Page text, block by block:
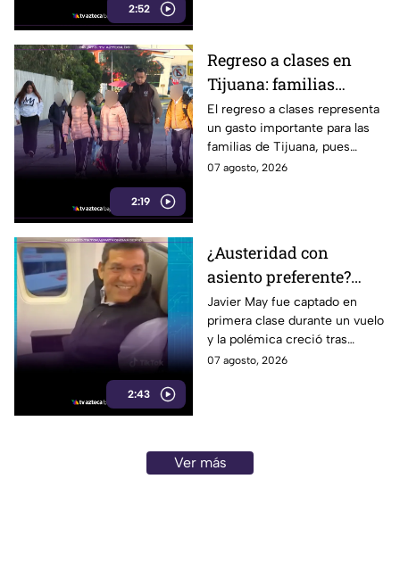
2:52
2:19
Regreso a clases en
Tijuana: familias
podrían gastar hasta 5
mil pesos en uniformes
y calzado
El regreso a clases representa
un gasto importante para las
familias de Tijuana, pues
uniformes y calzado pueden
07 agosto, 2026
2:43
¿Austeridad con
asiento preferente?
Captan a Javier May
sonriente en primera
clase y Morena le “jala
las orejas”
Javier May fue captado en
primera clase durante un vuelo
y la polémica creció tras
imágenes de un presunto reloj
07 agosto, 2026
Ver más